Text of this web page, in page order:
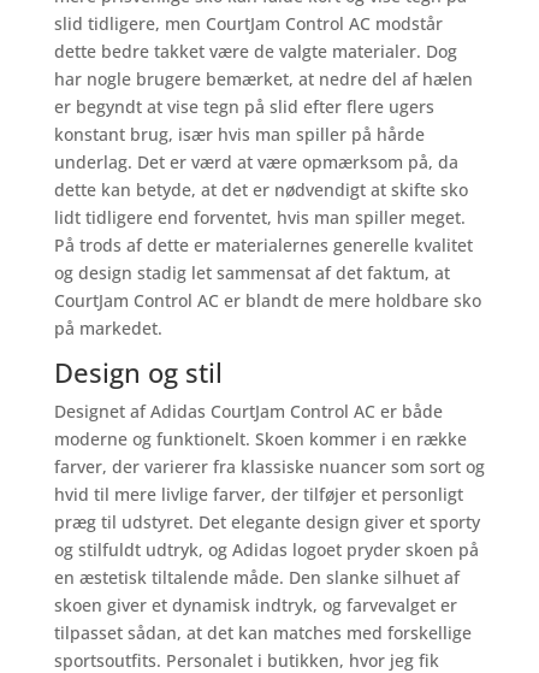
slid tidligere, men CourtJam Control AC modstår
dette bedre takket være de valgte materialer. Dog
har nogle brugere bemærket, at nedre del af hælen
er begyndt at vise tegn på slid efter flere ugers
konstant brug, især hvis man spiller på hårde
underlag. Det er værd at være opmærksom på, da
dette kan betyde, at det er nødvendigt at skifte sko
lidt tidligere end forventet, hvis man spiller meget.
På trods af dette er materialernes generelle kvalitet
og design stadig let sammensat af det faktum, at
CourtJam Control AC er blandt de mere holdbare sko
på markedet.
Design og stil
Designet af Adidas CourtJam Control AC er både
moderne og funktionelt. Skoen kommer i en række
farver, der varierer fra klassiske nuancer som sort og
hvid til mere livlige farver, der tilføjer et personligt
præg til udstyret. Det elegante design giver et sporty
og stilfuldt udtryk, og Adidas logoet pryder skoen på
en æstetisk tiltalende måde. Den slanke silhuet af
skoen giver et dynamisk indtryk, og farvevalget er
tilpasset sådan, at det kan matches med forskellige
sportsoutfits. Personalet i butikken, hvor jeg fik